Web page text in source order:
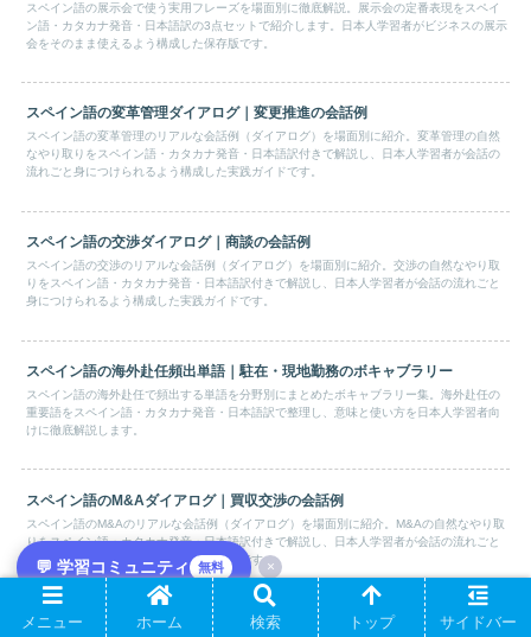
💬 学習コミュニティ 無料 ×
スペイン語の展示会で使う実用フレーズを場面別に徹底解説。展示会の定番表現をスペイ
ン語・カタカナ発音・日本語訳の3点セットで紹介します。日本人学習者がビジネスの展示
会をそのまま使えるよう構成した保存版です。
スペイン語の変革管理ダイアログ｜変更推進の会話例
スペイン語の変革管理のリアルな会話例（ダイアログ）を場面別に紹介。変革管理の自然
なやり取りをスペイン語・カタカナ発音・日本語訳付きで解説し、日本人学習者が会話の
流れごと身につけられるよう構成した実践ガイドです。
スペイン語の交渉ダイアログ｜商談の会話例
スペイン語の交渉のリアルな会話例（ダイアログ）を場面別に紹介。交渉の自然なやり取
りをスペイン語・カタカナ発音・日本語訳付きで解説し、日本人学習者が会話の流れごと
身につけられるよう構成した実践ガイドです。
スペイン語の海外赴任頻出単語｜駐在・現地勤務のボキャブラリー
スペイン語の海外赴任で頻出する単語を分野別にまとめたボキャブラリー集。海外赴任の
重要語をスペイン語・カタカナ発音・日本語訳で整理し、意味と使い方を日本人学習者向
けに徹底解説します。
スペイン語のM&Aダイアログ｜買収交渉の会話例
スペイン語のM&Aのリアルな会話例（ダイアログ）を場面別に紹介。M&Aの自然なやり取
りをスペイン語・カタカナ発音・日本語訳付きで解説し、日本人学習者が会話の流れごと
身につけられるよう構成した実践ガイドです。
スペイン語の動機づけダイアログ｜1on1・士気向上の会話例
メニュー ホーム 検索 トップ サイドバー